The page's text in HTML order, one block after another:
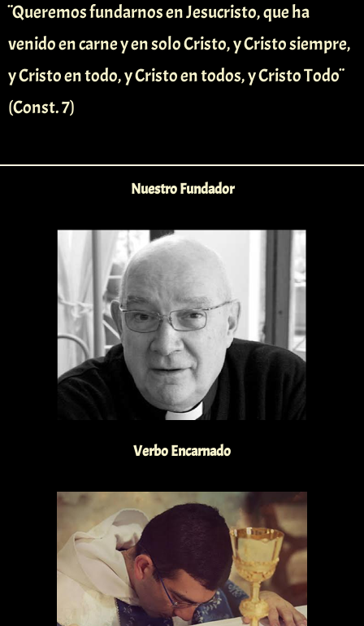
¨Queremos fundarnos en Jesucristo, que ha
venido en carne y en solo Cristo, y Cristo siempre,
y Cristo en todo, y Cristo en todos, y Cristo Todo¨
(Const. 7)
Nuestro Fundador
Verbo Encarnado